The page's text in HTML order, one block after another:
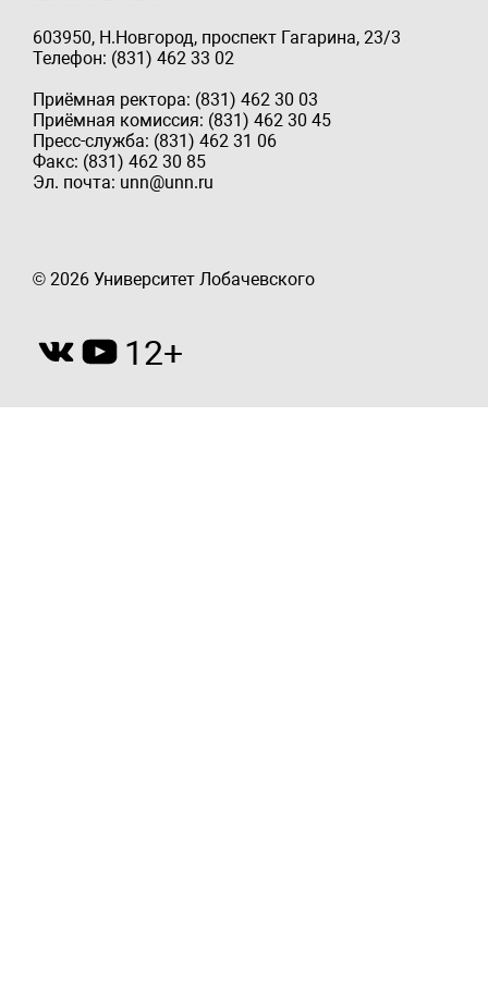
603950, Н.Новгород, проспект Гагарина, 23/3
Телефон: (831) 462 33 02
Приёмная ректора: (831) 462 30 03
Приёмная комиссия: (831) 462 30 45
Пресс-служба: (831) 462 31 06
Факс: (831) 462 30 85
Эл. почта: unn@unn.ru
© 2026 Университет Лобачевского
12+